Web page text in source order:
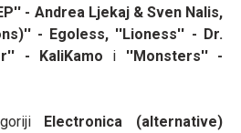
- Andrea Ljekaj & Sven Nalis,
- Egoless, ''Lioness'' - Dr.
- KaliKamo i ''Monsters'' -
Electronica (alternative)